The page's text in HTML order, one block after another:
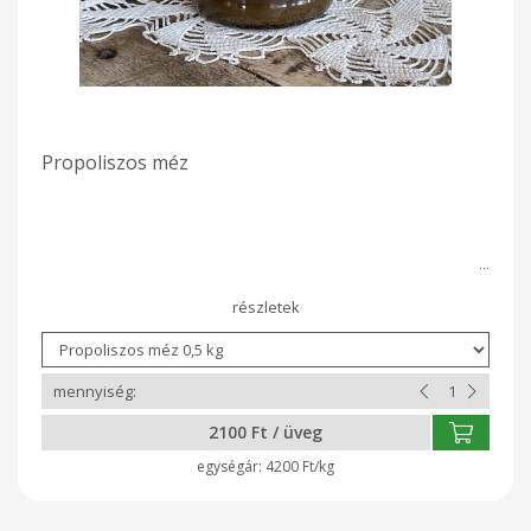
naponta kb. 20-30 csepp, de egy-egy konkrét betegség,
panasz esetén kúraszerűen (2-3 hétig) nagyobb (30-50 csepp)
mennyiségben lehet fogyasztani. Gyermekeknek:
Gyerekeknek az alkoholtartalom miatt sokkal inkább a
FONTOS! Viszonylag ritka, de előfordulhat propolisz allergia!
Ezért ha bármilyen formában először használod, mindig
Propoliszos méz
2100 Ft / üveg
4200 Ft/kg